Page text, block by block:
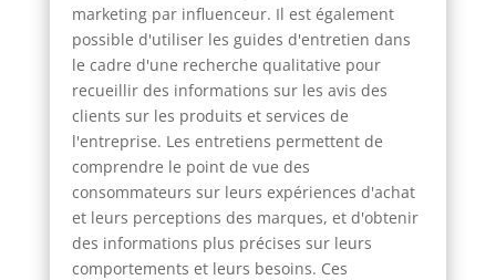
marketing par influenceur. Il est également
possible d'utiliser les guides d'entretien dans
le cadre d'une recherche qualitative pour
recueillir des informations sur les avis des
clients sur les produits et services de
l'entreprise. Les entretiens permettent de
comprendre le point de vue des
consommateurs sur leurs expériences d'achat
et leurs perceptions des marques, et d'obtenir
des informations plus précises sur leurs
comportements et leurs besoins. Ces